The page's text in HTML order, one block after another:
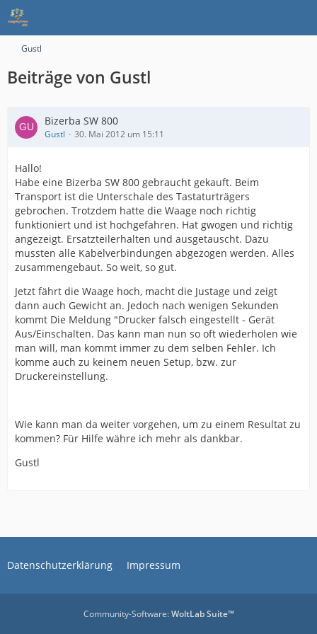
Gustl
Beiträge von Gustl
Bizerba SW 800
Gustl 30. Mai 2012 um 15:11
Hallo!
Habe eine Bizerba SW 800 gebraucht gekauft. Beim
Transport ist die Unterschale des Tastaturträgers
gebrochen. Trotzdem hatte die Waage noch richtig
funktioniert und ist hochgefahren. Hat gwogen und richtig
angezeigt. Ersatzteilerhalten und ausgetauscht. Dazu
mussten alle Kabelverbindungen abgezogen werden. Alles
zusammengebaut. So weit, so gut.
Jetzt fährt die Waage hoch, macht die Justage und zeigt
dann auch Gewicht an. Jedoch nach wenigen Sekunden
kommt Die Meldung "Drucker falsch eingestellt - Gerät
Aus/Einschalten. Das kann man nun so oft wiederholen wie
man will, man kommt immer zu dem selben Fehler. Ich
komme auch zu keinem neuen Setup, bzw. zur
Druckereinstellung.
Wie kann man da weiter vorgehen, um zu einem Resultat zu
kommen? Für Hilfe währe ich mehr als dankbar.
Gustl
Datenschutzerklärung Impressum
Community-Software:WoltLab Suite™